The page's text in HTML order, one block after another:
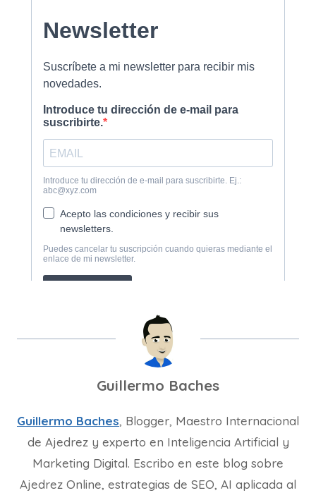
Guillermo Baches
Guillermo Baches, Blogger, Maestro Internacional
de Ajedrez y experto en Inteligencia Artificial y
Marketing Digital. Escribo en este blog sobre
Ajedrez Online, estrategias de SEO, AI aplicada al